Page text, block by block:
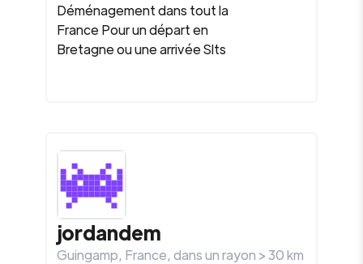
Déménagement dans tout la
France Pour un départ en
Bretagne ou une arrivée Slts
jordandem
Guingamp, France, dans un rayon >30km